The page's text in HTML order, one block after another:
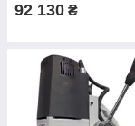
92 130 ₴